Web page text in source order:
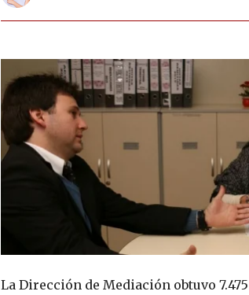
La Dirección de Mediación obtuvo